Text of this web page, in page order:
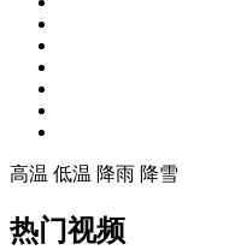
高温 低温 降雨 降雪
热门视频